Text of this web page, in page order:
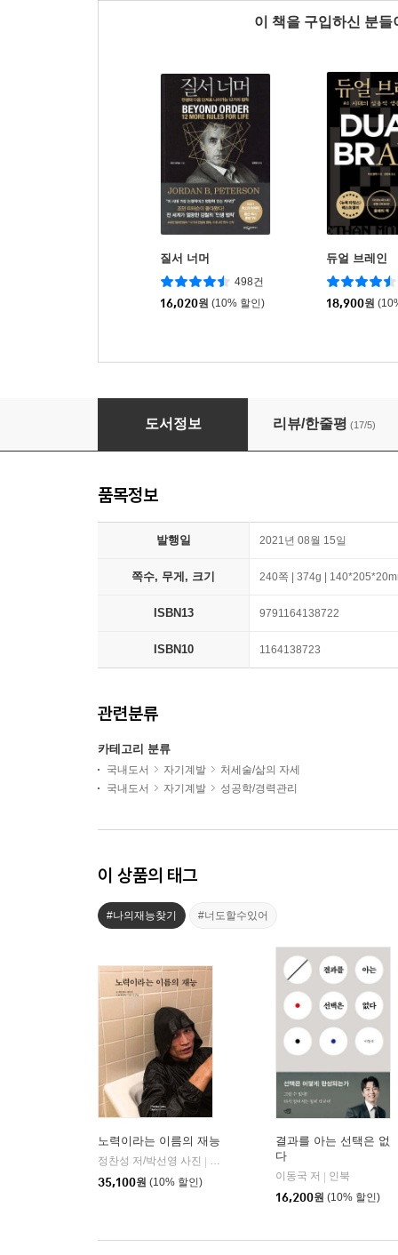
이 책을 구입하신 분
질서 너머
498건
16,020원 (10% 할인)
듀얼 브레인
18,900원
애매한 재능이 무기가 되는 순간
도서정보 리뷰/한줄평 (17/5)
품목정보
발행일 2021년 08월 15일
쪽수, 무게, 크기 240쪽 | 374g |
ISBN13 9791164138722
ISBN10 1164138723
관련분류
카테고리 분류
국내도서 자기계발
처세술/삶의 자세
국내도서
자기계발 성공학/경력관리
이 상품의 태그
#나의재능찾기 #너도할수있어
노력이라는 이름의 재능
정찬성 저/박선영 사진
퍼머넌트북스(Permanent Books)
35,100원 (10% 할인)
결과를 아는 선택은 없
다
이동국 저
인북
16,200원 (10% 할인)